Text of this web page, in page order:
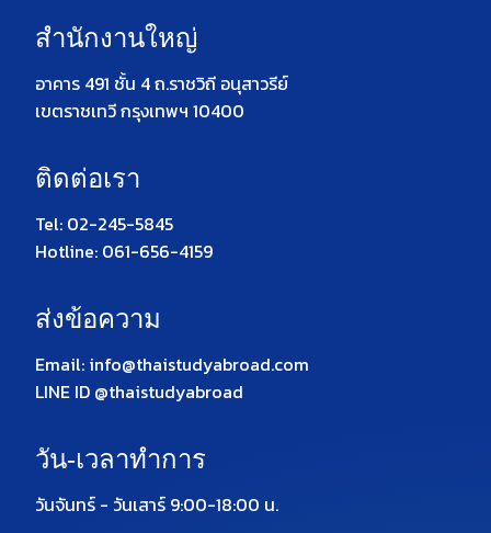
สำนักงานใหญ่
อาคาร 491 ชั้น 4 ถ.ราชวิถี อนุสาวรีย์
เขตราชเทวี กรุงเทพฯ 10400
ติดต่อเรา
Tel: 02-245-5845
Hotline: 061-656-4159
ส่งข้อความ
Email: info@thaistudyabroad.com
LINE ID @thaistudyabroad
วัน-เวลาทำการ
วันจันทร์ - วันเสาร์ 9:00-18:00 น.